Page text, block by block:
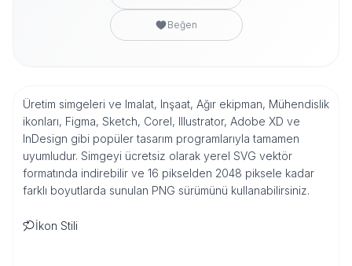
Beğen
Üretim simgeleri ve Imalat, Inşaat, Ağır ekipman, Mühendislik
ikonları, Figma, Sketch, Corel, Illustrator, Adobe XD ve
InDesign gibi popüler tasarım programlarıyla tamamen
uyumludur. Simgeyi ücretsiz olarak yerel SVG vektör
formatında indirebilir ve 16 pikselden 2048 piksele kadar
farklı boyutlarda sunulan PNG sürümünü kullanabilirsiniz.
İkon Stili